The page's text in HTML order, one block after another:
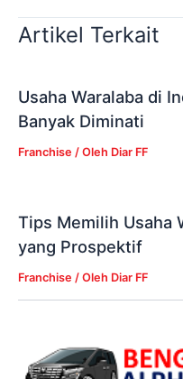
Artikel Terkait
Usaha Waralaba di
Banyak Diminati
Franchise / Oleh Diar FF
Tips Memilih Usaha
yang Prospektif
Franchise / Oleh Diar FF